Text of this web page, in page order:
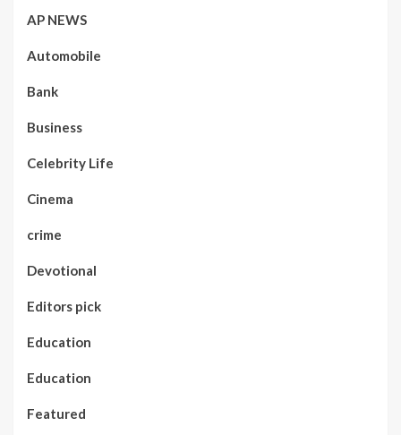
AP NEWS
Automobile
Bank
Business
Celebrity Life
Cinema
crime
Devotional
Editors pick
Education
Education
Featured